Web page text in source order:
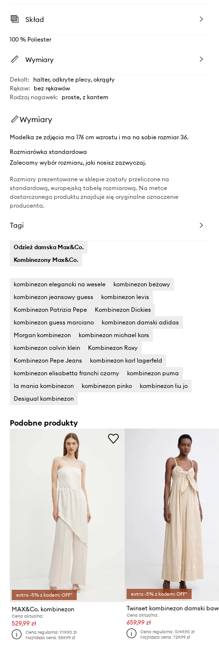
Skład
100 % Poliester
Wymiary
Dekolt: halter, odkryte plecy, okrągły
Rękaw: bez rękawów
Rodzaj nogawek: proste, z kantem
Wymiary
Modelka ze zdjęcia ma 176 cm wzrostu i ma na sobie rozmiar 36.
Rozmiarówka standardowa
Zalecamy wybór rozmiaru, jaki nosisz zazwyczaj.
Rozmiary prezentowane w sklepie zostały przeliczone na
standardową, europejską tabelę rozmiarową. Na metce
dostarczonego produktu znajduje się oryginalne oznaczenie
producenta.
Tagi
Odzież damska Max&Co.
Kombinezony Max&Co.
kombinezon elegancki na wesele
kombinezon beżowy
kombinezon jeansowy guess
kombinezon levis
Kombinezon Patrizia Pepe
Kombinezon Dickies
kombinezon guess marciano
kombinezon damski adidas
Morgan kombinezon
kombinezon michael kors
kombinezon calvin klein
Kombinezon Roxy
Kombinezon Pepe Jeans
kombinezon karl lagerfeld
kombinezon elisabetta franchi czarny
kombinezon puma
la mania kombinezon
kombinezon pinko
kombinezon liu jo
Desigual kombinezon
Podobne produkty
extra -5% z kodem: OFF*
MAX&Co. kombinezon
Cena aktualna:
529,99 zł
Cena regularna:1119,90 zł
Najniższa cena:559,99 zł
extra -5% z kodem: OFF*
Cena aktualna:
659,99 zł
Cena regularna: 1049,90 zł
Najniższa cena: 729,99 zł